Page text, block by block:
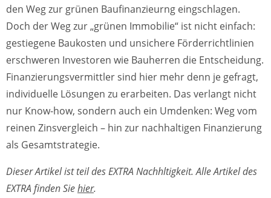
den Weg zur grünen Baufinanzieurng eingschlagen.
Doch der Weg zur „grünen Immobilie“ ist nicht einfach:
gestiegene Baukosten und unsichere Förderrichtlinien
erschweren Investoren wie Bauherren die Entscheidung.
Finanzierungsvermittler sind hier mehr denn je gefragt,
individuelle Lösungen zu erarbeiten. Das verlangt nicht
nur Know-how, sondern auch ein Umdenken: Weg vom
reinen Zinsvergleich – hin zur nachhaltigen Finanzierung
als Gesamtstrategie.
Dieser Artikel ist teil des EXTRA Nachhltigkeit. Alle Artikel des
EXTRA finden Siehier.